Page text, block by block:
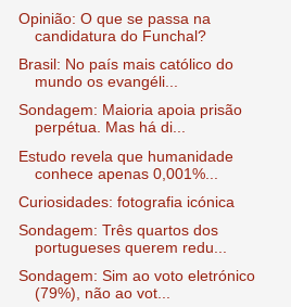
Opinião: O que se passa na
candidatura do Funchal?
Brasil: No país mais católico do
mundo os evangéli...
Sondagem: Maioria apoia prisão
perpétua. Mas há di...
Estudo revela que humanidade
conhece apenas 0,001%...
Curiosidades: fotografia icónica
Sondagem: Três quartos dos
portugueses querem redu...
Sondagem: Sim ao voto eletrónico
(79%), não ao vot...